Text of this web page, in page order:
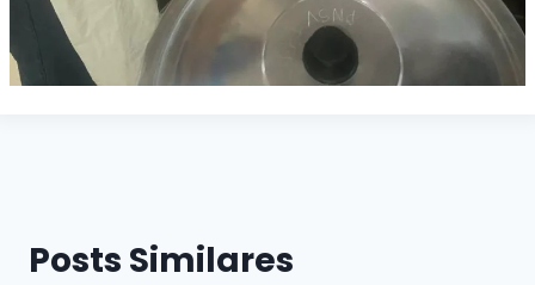
Posts Similares